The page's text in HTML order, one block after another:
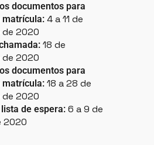
documentos para
4 a 11 de
2020
18 de
2020
documentos para
18 a 28 de
2020
de espera:6 a 9 de
2020